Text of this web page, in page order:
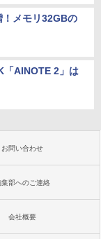
！メモリ32GBの
「AINOTE 2」は
お問い合わせ
集部へのご連絡
会社概要